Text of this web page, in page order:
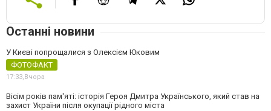
Останні новини
У Києві попрощалися з Олексієм Юковим
ФОТОФАКТ
17:33, Вчора
Вісім років пам'яті: історія Героя Дмитра Українського, який став на
захист України після окупації рідного міста